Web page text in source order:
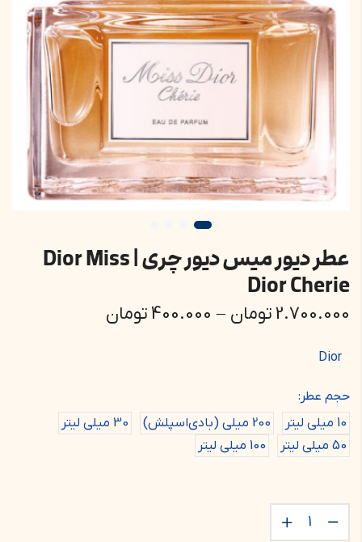
عطر دیور میس دیور چری | Dior Miss
Dior Cherie
2.700.000تومان –
400.000تومان
Dior
حجم عطر:
10 میلی لیتر
200 میلی (بادی‌اسپلش)
30 میلی لیتر
50 میلی لیتر
100 میلی لیتر